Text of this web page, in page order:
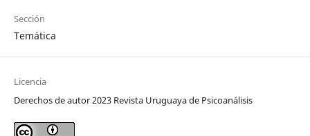
Sección
Temática
Licencia
Derechos de autor 2023 Revista Uruguaya de Psicoanálisis